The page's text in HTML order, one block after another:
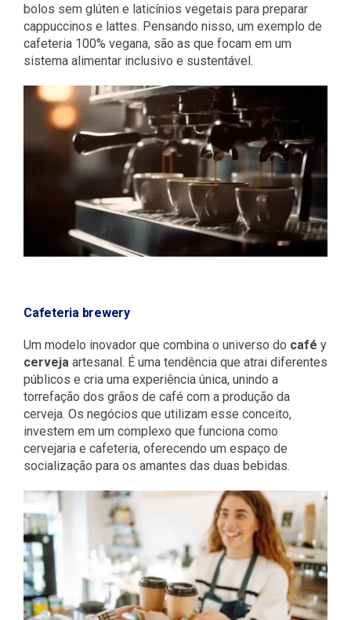
bolos sem glúten e laticínios vegetais para preparar
cappuccinos e lattes. Pensando nisso, um exemplo de
cafeteria 100% vegana, são as que focam em um
sistema alimentar inclusivo e sustentável.
Cafeteria brewery
Um modelo inovador que combina o universo do café y
cerveja artesanal. É uma tendência que atrai diferentes
públicos e cria uma experiência única, unindo a
torrefação dos grãos de café com a produção da
cerveja. Os negócios que utilizam esse conceito,
investem em um complexo que funciona como
cervejaria e cafeteria, oferecendo um espaço de
socialização para os amantes das duas bebidas.